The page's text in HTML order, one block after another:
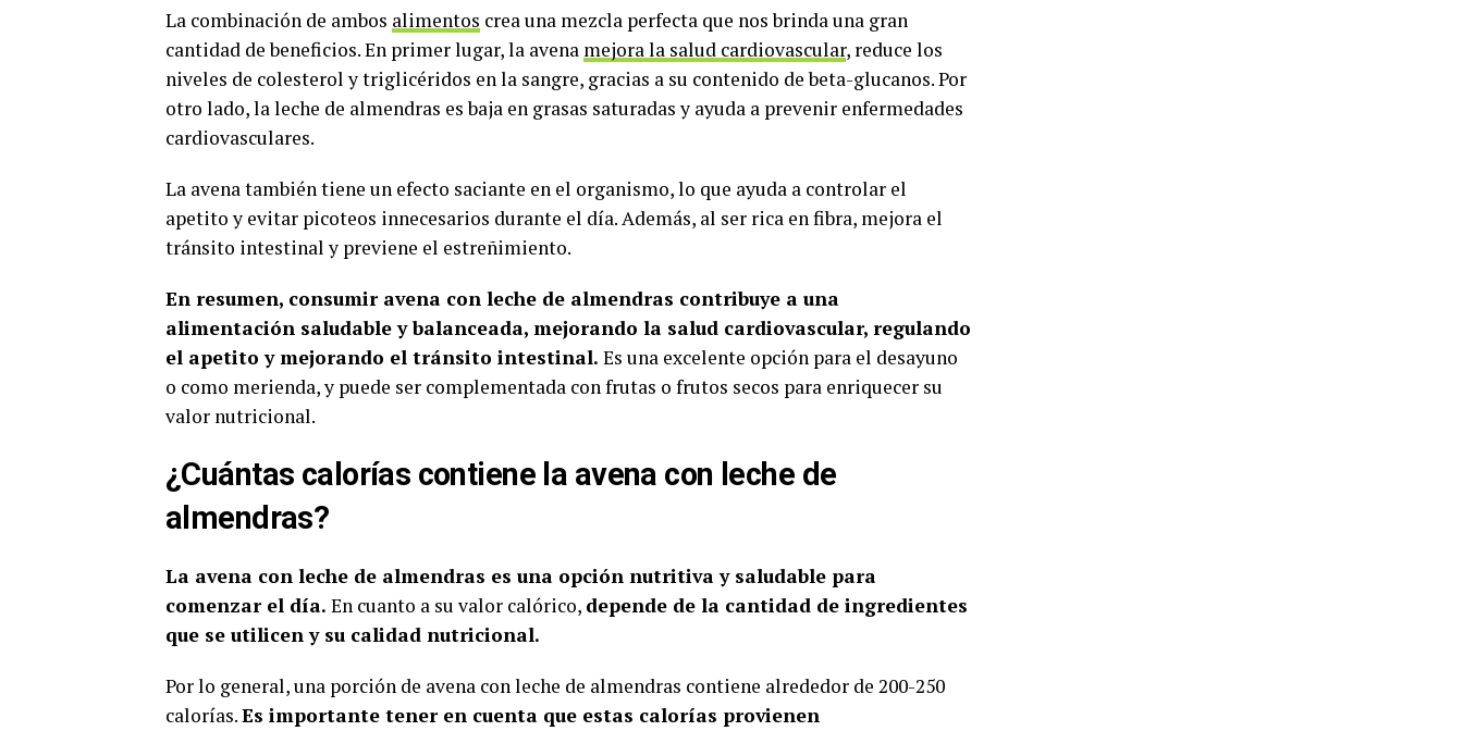
La combinación de ambos alimentos crea una mezcla perfecta que nos brinda una gran
cantidad de beneficios. En primer lugar, la avena mejora la salud cardiovascular, reduce los
niveles de colesterol y triglicéridos en la sangre, gracias a su contenido de beta-glucanos. Por
otro lado, la leche de almendras es baja en grasas saturadas y ayuda a prevenir enfermedades
cardiovasculares.
La avena también tiene un efecto saciante en el organismo, lo que ayuda a controlar el
apetito y evitar picoteos innecesarios durante el día. Además, al ser rica en fibra, mejora el
tránsito intestinal y previene el estreñimiento.
En resumen, consumir avena con leche de almendras contribuye a una
alimentación saludable y balanceada, mejorando la salud cardiovascular, regulando
el apetito y mejorando el tránsito intestinal. Es una excelente opción para el desayuno
o como merienda, y puede ser complementada con frutas o frutos secos para enriquecer su
valor nutricional.
¿Cuántas calorías contiene la avena con leche de
almendras?
La avena con leche de almendras es una opción nutritiva y saludable para
comenzar el día. En cuanto a su valor calórico, depende de la cantidad de ingredientes
que se utilicen y su calidad nutricional.
Por lo general, una porción de avena con leche de almendras contiene alrededor de 200-250
calorías.Es importante tener en cuenta que estas calorías provienen